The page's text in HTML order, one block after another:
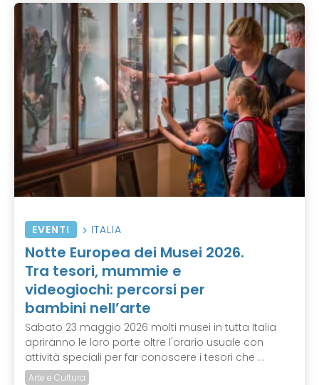
EVENTI ITALIA
Notte Europea dei Musei 2026.
Tra tesori, mummie e
videogiochi: percorsi per
bambini nell’arte
Sabato 23 maggio 2026 molti musei in tutta Italia
apriranno le loro porte oltre l'orario usuale con
attività speciali per far conoscere i tesori che ...
Arte e Cultura